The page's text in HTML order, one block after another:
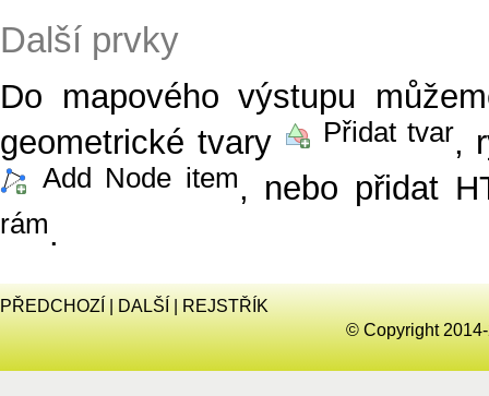
Další prvky
Do mapového výstupu
geometrické tvary
Přidat tvar,
Add Node item, nebo přidat
rám.
PŘEDCHOZÍ DALŠÍ
REJSTŘÍK
© Copyright